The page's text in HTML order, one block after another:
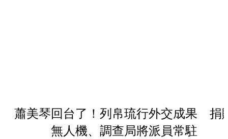
蕭美琴回台了！列帛琉行外交成果 捐
無人機、調查局將派員常駐